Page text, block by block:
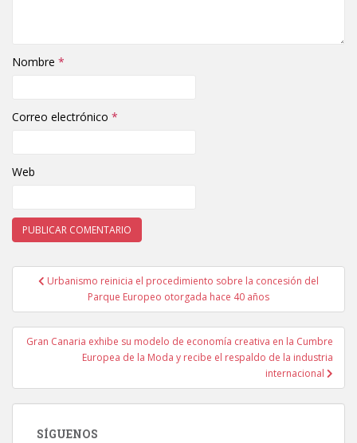
Nombre *
Correo electrónico *
Web
Navegación de entradas
Urbanismo reinicia el procedimiento sobre la concesión del
Parque Europeo otorgada hace 40 años
Gran Canaria exhibe su modelo de economía creativa en la Cumbre
Europea de la Moda y recibe el respaldo de la industria
internacional
SÍGUENOS